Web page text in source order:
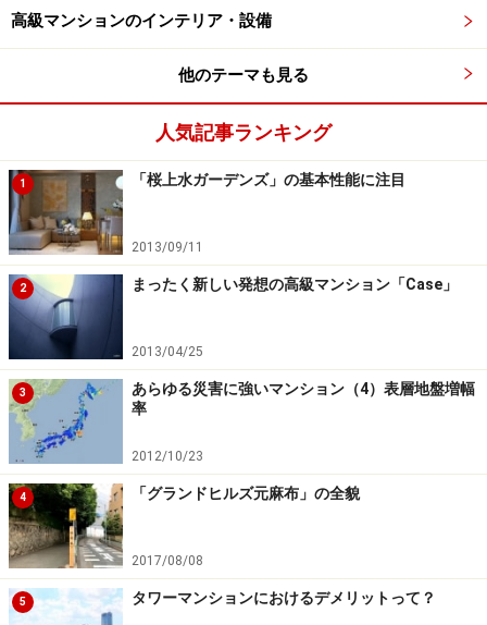
高級マンションのインテリア・設備
他のテーマも見る
人気記事ランキング
1 「桜上水ガーデンズ」の基本性能に注目
2013/09/11
2 まったく新しい発想の高級マンション「Case」
2013/04/25
3
あらゆる災害に強いマンション（4）表層地盤増幅
率
2012/10/23
4 「グランドヒルズ元麻布」の全貌
2017/08/08
5 タワーマンションにおけるデメリットって？